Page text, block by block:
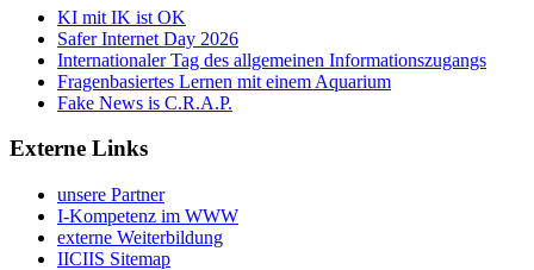
KI mit IK ist OK
Safer Internet Day 2026
Internationaler Tag des allgemeinen Informationszugangs
Fragenbasiertes Lernen mit einem Aquarium
Fake News is C.R.A.P.
Externe Links
unsere Partner
I-Kompetenz im WWW
externe Weiterbildung
IICIIS Sitemap